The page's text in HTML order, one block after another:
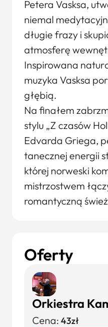
Petera Vasksa,
niemal
długie frazy i
atmosferę
Inspirowana
muzyka Vasksa
głębią.
Na finałem
stylu „Z czasów
Edvarda Griega,
tanecznej energii
której norweski
mistrzostwem
romantyczną
Oferty
Orkiestra
Cena: 43zł